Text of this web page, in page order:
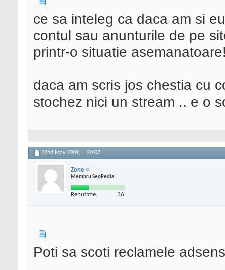
ce sa inteleg ca daca am si
contul sau anunturile de pe
printr-o situatie
daca am scris jos chestia cu
stochez nici un stream .. e o
22nd May 2009, 20:07
Zone
Membru SeoPedia
Reputatie: 36
Poti sa scoti reclamele